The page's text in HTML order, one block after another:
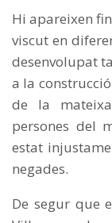
Hi apareixen
viscut en
desenvolupat
a la
de la
persones del
estat
negades.
De segur que